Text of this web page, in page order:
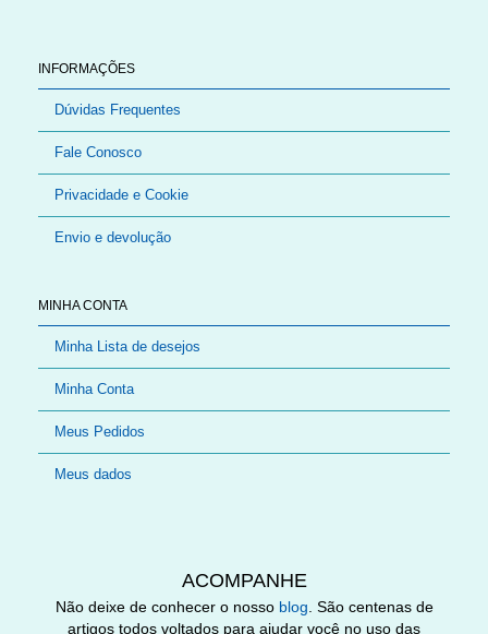
INFORMAÇÕES
Dúvidas Frequentes
Fale Conosco
Privacidade e Cookie
Envio e devolução
MINHA CONTA
Minha Lista de desejos
Minha Conta
Meus Pedidos
Meus dados
ACOMPANHE
Não deixe de conhecer o nosso blog. São centenas de
artigos todos voltados para ajudar você no uso das